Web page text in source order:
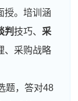
授。培训涵
判技巧、 采
、采购战略
题，答对48